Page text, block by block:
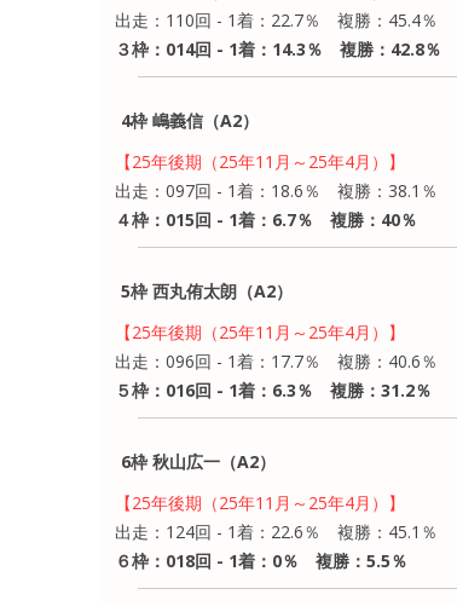
出走：110回 - 1着：22.7％ 複勝：45.4％
３枠：014回 - 1着：14.3％ 複勝：42.8％
4枠 嶋義信（A2）
【25年後期（25年11月～25年4月）】
出走：097回 - 1着：18.6％ 複勝：38.1％
４枠：015回 - 1着：6.7％ 複勝：40％
5枠 西丸侑太朗（A2）
【25年後期（25年11月～25年4月）】
出走：096回 - 1着：17.7％ 複勝：40.6％
５枠：016回 - 1着：6.3％ 複勝：31.2％
6枠 秋山広一（A2）
【25年後期（25年11月～25年4月）】
出走：124回 - 1着：22.6％ 複勝：45.1％
６枠：018回 - 1着：0％ 複勝：5.5％